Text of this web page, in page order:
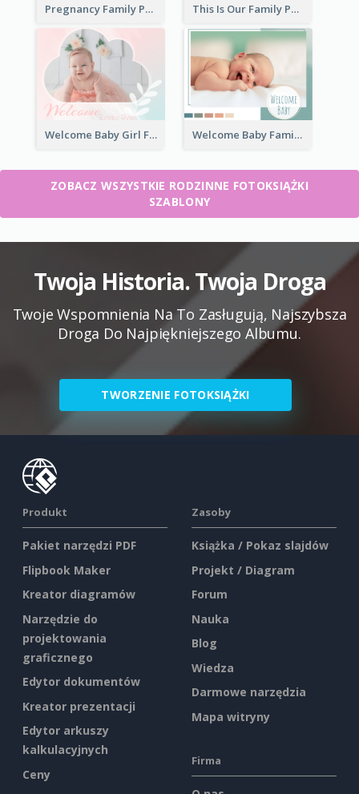
Pregnancy Family Photo Book This Is Our Family Photo Book
Welcome Baby Girl Family Photo Book Welcome Baby Family Photo Book
ZOBACZ WSZYSTKIE RODZINNE FOTOKSIĄŻKI
SZABLONY
Twoja Historia. Twoja Droga
Twoje Wspomnienia Na To Zasługują, Najszybsza
Droga Do Najpiękniejszego Albumu.
TWORZENIE FOTOKSIĄŻKI
Produkt
Pakiet narzędzi PDF
Flipbook Maker
Kreator diagramów
Narzędzie do
projektowania
graficznego
Edytor dokumentów
Kreator prezentacji
Edytor arkuszy
kalkulacyjnych
Ceny
Zasoby
Książka / Pokaz slajdów
Projekt / Diagram
Forum
Nauka
Blog
Wiedza
Darmowe narzędzia
Mapa witryny
Firma